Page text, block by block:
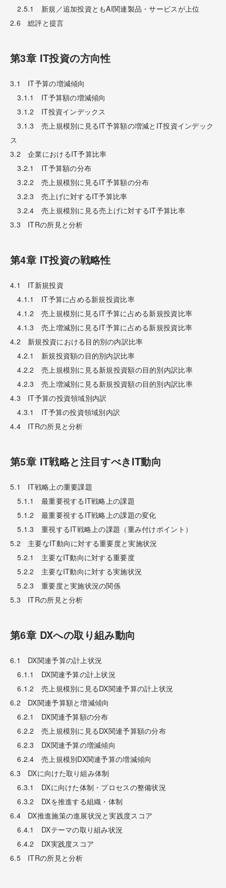
2.5.1 新規／追加投資ともAI関連製品・サービスが上位
2.6 総評と提言
第3章 IT投資の方向性
3.1 IT予算の増減傾向
3.1.1 IT予算額の増減傾向
3.1.2 IT投資インデックス
3.1.3 売上規模別に見るIT予算額の増減とIT投資インデック
ス
3.2 企業におけるIT予算比率
3.2.1 IT予算額の分布
3.2.2 売上規模別に見るIT予算額の分布
3.2.3 売上げに対するIT予算比率
3.2.4 売上規模別に見る売上げに対するIT予算比率
3.3 ITRの所見と分析
第4章 IT投資の戦略性
4.1 IT新規投資
4.1.1 IT予算に占める新規投資比率
4.1.2 売上規模別に見るIT予算に占める新規投資比率
4.1.3 売上増減別に見るIT予算に占める新規投資比率
4.2 新規投資における目的別の内訳比率
4.2.1 新規投資額の目的別内訳比率
4.2.2 売上規模別に見る新規投資額の目的別内訳比率
4.2.3 売上増減別に見る新規投資額の目的別内訳比率
4.3 IT予算の投資領域別内訳
4.3.1 IT予算の投資領域別内訳
4.4 ITRの所見と分析
第5章 IT戦略と注目すべきIT動向
5.1 IT戦略上の重要課題
5.1.1 最重要視するIT戦略上の課題
5.1.2 最重要視するIT戦略上の課題の変化
5.1.3 重視するIT戦略上の課題（重み付けポイント）
5.2 主要なIT動向に対する重要度と実施状況
5.2.1 主要なIT動向に対する重要度
5.2.2 主要なIT動向に対する実施状況
5.2.3 重要度と実施状況の関係
5.3 ITRの所見と分析
第6章 DXへの取り組み動向
6.1 DX関連予算の計上状況
6.1.1 DX関連予算の計上状況
6.1.2 売上規模別に見るDX関連予算の計上状況
6.2 DX関連予算額と増減傾向
6.2.1 DX関連予算額の分布
6.2.2 売上規模別に見るDX関連予算額の分布
6.2.3 DX関連予算の増減傾向
6.2.4 売上規模別DX関連予算の増減傾向
6.3 DXに向けた取り組み体制
6.3.1 DXに向けた体制・プロセスの整備状況
6.3.2 DXを推進する組織・体制
6.4 DX推進施策の進展状況と実践度スコア
6.4.1 DXテーマの取り組み状況
6.4.2 DX実践度スコア
6.5 ITRの所見と分析